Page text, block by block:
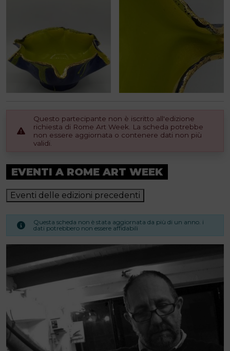
Questo partecipante non è iscritto all'edizione
richiesta di Rome Art Week. La scheda potrebbe
non essere aggiornata o contenere dati non più
validi.
EVENTI A ROME ART WEEK
Eventi delle edizioni precedenti
Questa scheda non è stata aggiornata da più di un anno. i
dati potrebbero non essere affidabili